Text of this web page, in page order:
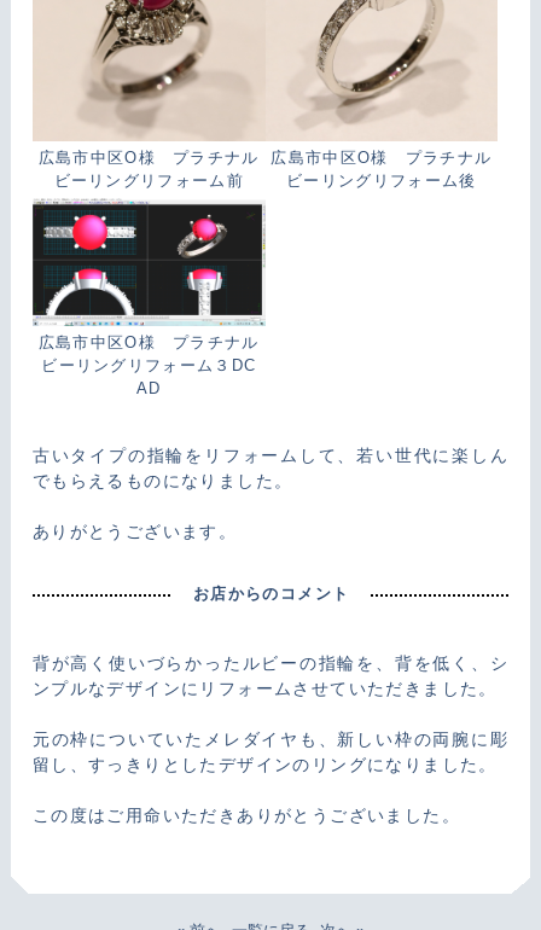
広島市中区O様 プラチナル
ビーリングリフォーム前
広島市中区O様 プラチナル
ビーリングリフォーム後
広島市中区O様 プラチナル
ビーリングリフォーム３DC
AD
古いタイプの指輪をリフォームして、若い世代に楽しん
でもらえるものになりました。
ありがとうございます。
お店からのコメント
背が高く使いづらかったルビーの指輪を、背を低く、シ
ンプルなデザインにリフォームさせていただきました。
元の枠についていたメレダイヤも、新しい枠の両腕に彫
留し、すっきりとしたデザインのリングになりました。
この度はご用命いただきありがとうございました。